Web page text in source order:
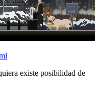
existe posibilidad de